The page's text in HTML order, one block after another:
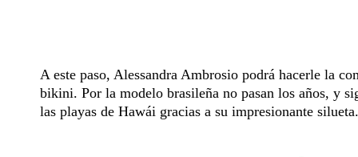
A este paso, Alessandra Ambrosio podrá hacerle la
bikini. Por la modelo brasileña no pasan los años, y
las playas de Hawái gracias a su impresionante silueta.